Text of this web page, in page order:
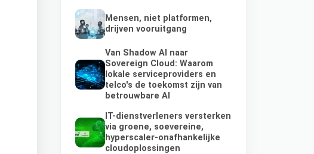
Mensen, niet platformen,
drijven vooruitgang
Van Shadow AI naar
Sovereign Cloud: Waarom
lokale serviceproviders en
telco's de toekomst zijn van
betrouwbare AI
IT-dienstverleners versterken
via groene, soevereine,
hyperscaler-onafhankelijke
cloudoplossingen